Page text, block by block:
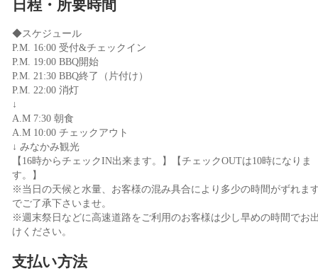
日程・所要時間
◆スケジュール
P.M. 16:00 受付&チェックイン
P.M. 19:00 BBQ開始
P.M. 21:30 BBQ終了（片付け）
P.M. 22:00 消灯
↓
A.M 7:30 朝食
A.M 10:00 チェックアウト
↓ みなかみ観光
【16時からチェックIN出来ます。】【チェックOUTは10時になりま
す。】
※当日の天候と水量、お客様の混み具合により多少の時間がずれま
でご了承下さいませ。
※週末祭日などに高速道路をご利用のお客様は少し早めの時間でお
けください。
支払い方法